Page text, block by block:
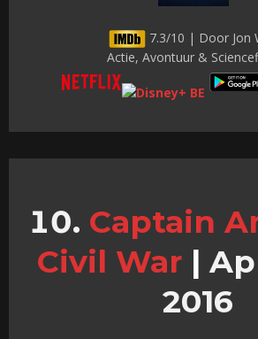
7.3/10 | Door Jon
Actie, Avontuur &
Captain
Civil War |
2016